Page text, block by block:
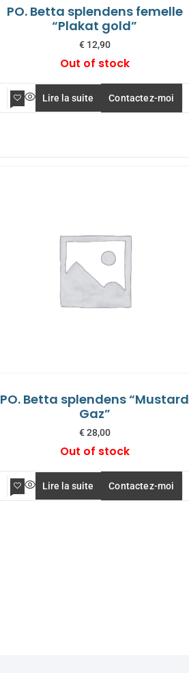
PO. Betta splendens femelle
“Plakat gold”
€12,90
Out of stock
Lire la suite Contactez-moi
PO. Betta splendens “Mustard
Gaz”
€28,00
Out of stock
Lire la suite Contactez-moi